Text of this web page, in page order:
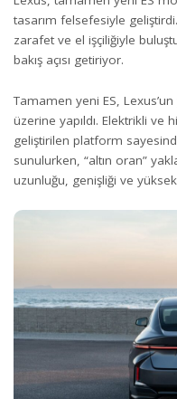
tasarım felsefesiyle
zarafet ve el işçiliğiyle
bakış açısı getiriyor.
Tamamen yeni ES,
üzerine yapıldı. Elektrikli ve
geliştirilen platform
sunulurken, “altın oran”
uzunluğu, genişliği ve